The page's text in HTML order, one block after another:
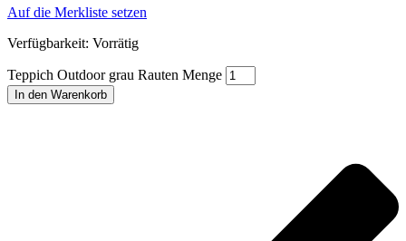
Auf die Merkliste setzen
Verfügbarkeit: Vorrätig
Teppich Outdoor grau Rauten Menge
In den Warenkorb